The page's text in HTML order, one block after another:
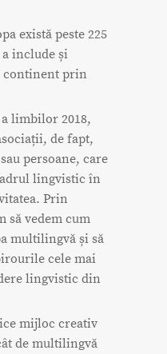
există peste 225
include și
continent prin
limbilor 2018,
de fapt,
persoane, care
lingvistic în
Prin
să vedem cum
multilingvă și să
cele mai
lingvistic din
mijloc creativ
de multilingvă